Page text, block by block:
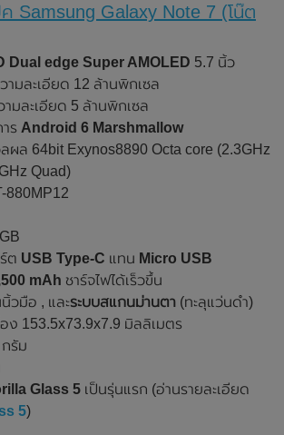
ค Samsung Galaxy Note 7 (โน๊ต
Dual edge Super AMOLED 5.7 นิ้ว
มละเอียด 12 ล้านพิกเซล
มละเอียด 5 ล้านพิกเซล
ร Android 6 Marshmallow
ผล 64bit Exynos8890 Octa core (2.3GHz
Quad)
880MP12
ต USB Type-C แทน Micro USB
mAh ชาร์จไฟได้เร็วขึ้น
วมือ , และระบบสแกนม่านตา (ทะลุแว่นดำ)
ง 153.5x73.9x7.9 มิลลิเมตร
รัม
Glass 5 เป็นรุ่นแรก (อ่านรายละเอียด
5)